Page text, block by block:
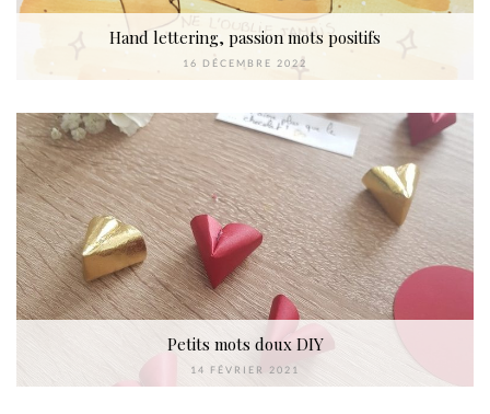
Hand lettering, passion mots positifs
16 DÉCEMBRE 2022
Petits mots doux DIY
14 FÉVRIER 2021